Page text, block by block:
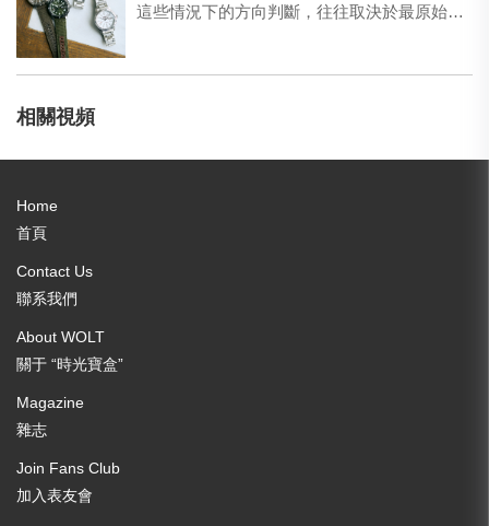
這些情況下的方向判斷，往往取決於最原始的
相關視頻
Home
首頁
Contact Us
聯系我們
About WOLT
關于 “時光寶盒”
Magazine
雜志
Join Fans Club
加入表友會